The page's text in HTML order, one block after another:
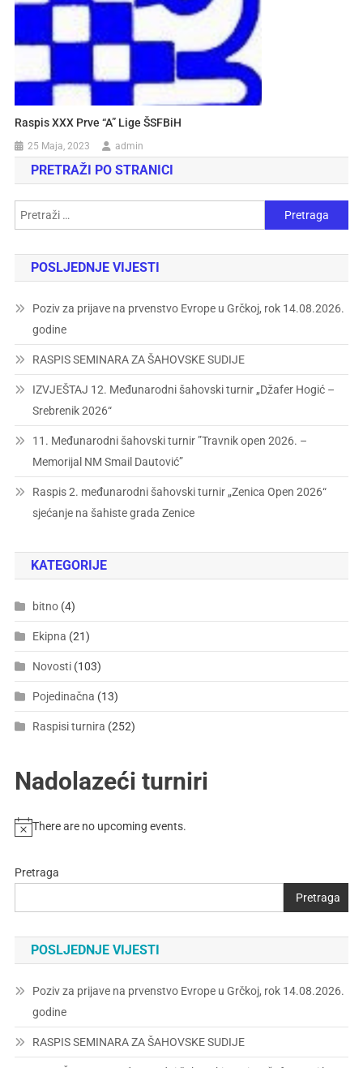
Raspis XXX Prve “A” Lige ŠSFBiH
25 Maja, 2023 admin
PRETRAŽI PO STRANICI
POSLJEDNJE VIJESTI
Poziv za prijave na prvenstvo Evrope u Grčkoj, rok 14.08.2026.
godine
RASPIS SEMINARA ZA ŠAHOVSKE SUDIJE
IZVJEŠTAJ 12. Međunarodni šahovski turnir „Džafer Hogić –
Srebrenik 2026“
11. Međunarodni šahovski turnir ”Travnik open 2026. –
Memorijal NM Smail Dautović”
Raspis 2. međunarodni šahovski turnir „Zenica Open 2026“
sjećanje na šahiste grada Zenice
KATEGORIJE
bitno(4)
Ekipna (21)
Novosti(103)
Pojedinačna (13)
Raspisi turnira (252)
Nadolazeći turniri
There are no upcoming events.
Pretraga
Pretraga
POSLJEDNJE VIJESTI
Poziv za prijave na prvenstvo Evrope u Grčkoj, rok 14.08.2026.
godine
RASPIS SEMINARA ZA ŠAHOVSKE SUDIJE